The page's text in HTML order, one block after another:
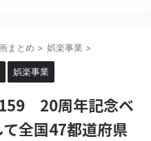
まとめ > 娯楽事業 >
娯楽事業
20周年記念ベ
全国47都道府県